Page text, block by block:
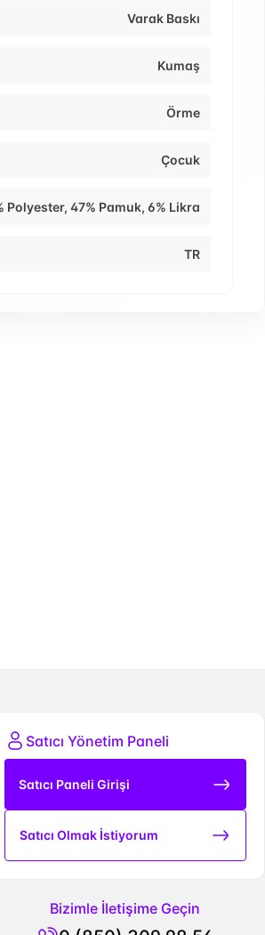
Varak Baskı
Kumaş
Örme
Çocuk
Polyester, 47% Pamuk, 6% Likra
TR
Satıcı Yönetim Paneli
Satıcı Paneli Girişi
Satıcı Olmak İstiyorum
Bizimle İletişime Geçin